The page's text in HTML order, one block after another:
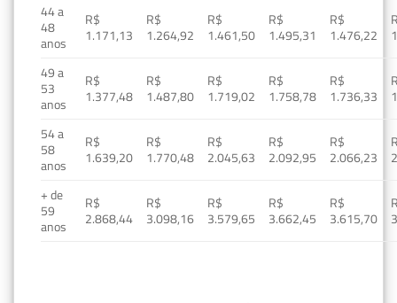
44 a
48
anos
R$
1.171,13
R$
1.264,92
R$
1.461,50
R$
1.495,31
R$
1.476,22
49 a
53
anos
R$
1.377,48
R$
1.487,80
R$
1.719,02
R$
1.758,78
R$
1.736,33
54 a
58
anos
R$
1.639,20
R$
1.770,48
R$
2.045,63
R$
2.092,95
R$
2.066,23
+ de
59
anos
R$
2.868,44
R$
3.098,16
R$
3.579,65
R$
3.662,45
R$
3.615,70